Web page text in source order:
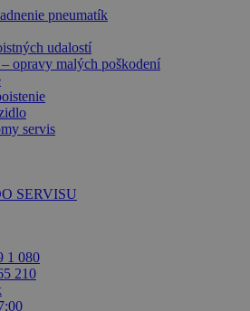
pneumatík
udalostí
opravy malých poškodení
servis
SERVISU
1 080
210